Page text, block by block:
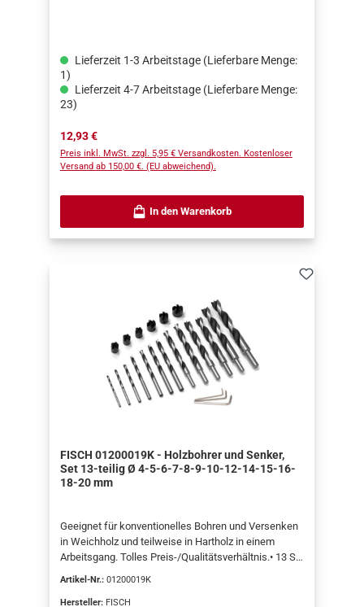
Lieferzeit 1-3 Arbeitstage (Lieferbare Menge:
1)
Lieferzeit 4-7 Arbeitstage (Lieferbare Menge:
23)
Regulärer Preis:
12,93 €
Preis inkl. MwSt. zzgl. 5,95 € Versandkosten. Kostenloser
Versand ab 150,00 €. (EU abweichend).
In den Warenkorb
FISCH 01200019K - Holzbohrer und Senker,
Set 13-teilig Ø 4-5-6-7-8-9-10-12-14-15-16-
18-20 mm
Geeignet für konventionelles Bohren und Versenken
in Weichholz und teilweise in Hartholz in einem
Arbeitsgang. Tolles Preis-/Qualitätsverhältnis.• 13 St.
für Bohrer Durchmesser 4, 5, 6, 8, 10 und 12 mm• 3
Artikel-Nr.: 01200019K
Hersteller: FISCH